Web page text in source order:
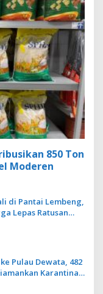
850 Ton
Moderen
di Pantai Lembeng,
Lepas Ratusan
Pulau Dewata, 482
Karantina